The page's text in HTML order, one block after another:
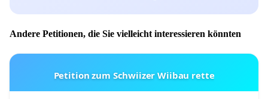
Andere Petitionen, die Sie vielleicht interessieren könnten
Petition zum Schwiizer Wiibau rette